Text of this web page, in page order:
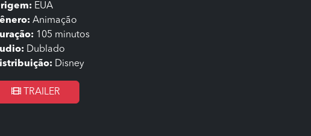
EUA
Animação
105 minutos
Dublado
Disney
TRAILER